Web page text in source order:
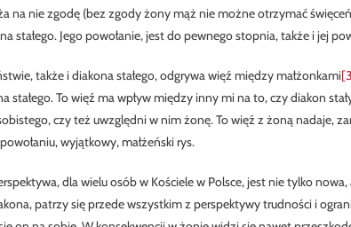
na nie zgodę (bez zgody żony mąż nie możne otrzymać
stałego. Jego powołanie, jest do pewnego stopnia, także i jej
także i diakona stałego, odgrywa więź między małżonkami
stałego. To więź ma wpływ między inny mi na to, czy diakon
czy też uwzględni w nim żonę. To więź z żoną nadaje,
wyjątkowy, małżeński rys.
dla wielu osób w Kościele w Polsce, jest nie tylko
patrzy się przede wszystkim z perspektywy trudności i